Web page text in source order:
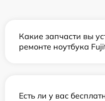
Какие запчасти вы
ремонте ноутбука
Есть ли у вас